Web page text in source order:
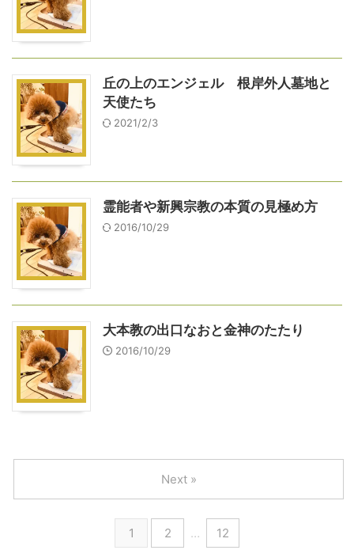
丘の上のエンジェル 根岸外人墓地と
天使たち
2021/2/3
霊能者や新興宗教の本質の見極め方
2016/10/29
大本教の出口なおと金神のたたり
2016/10/29
1 2 … 12
Next »